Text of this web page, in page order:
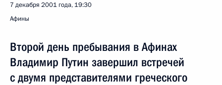
7 декабря 2001 года, 19:30
Афины
Второй день пребывания в Афинах
Владимир Путин завершил встречей
с двумя представителями греческого